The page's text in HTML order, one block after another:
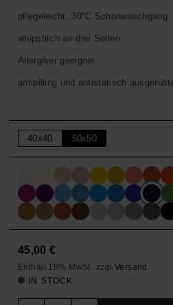
pflegeleicht, 30°C Schonwaschgang
whipstitch an drei Seiten
Allergiker geeignet
antipilling und antistatisch
40x40 50x50
45,00 €
Enthält 19% MwSt. zzgl. Versand
IN STOCK